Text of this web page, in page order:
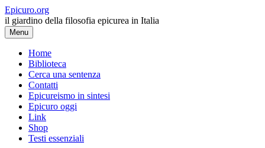
Vai
al
contenuto
Epicuro.org
il giardino della filosofia epicurea in Italia
Menu
Home
Biblioteca
Cerca una sentenza
Contatti
Epicureismo in sintesi
Epicuro oggi
Link
Shop
Testi essenziali